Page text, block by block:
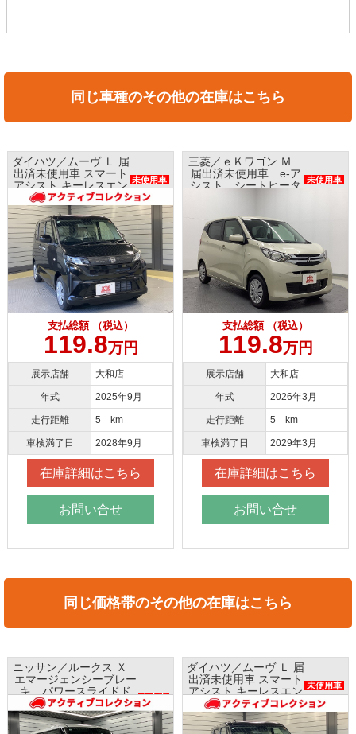
同じ車種のその他の在庫はこちら
ダイハツ／ムーヴ Ｌ 届
出済未使用車 スマート
アシスト キーレスエン
トリー
未使用車
支払総額 （税込）
119.8万円
展示店舗 大和店
年式 2025年9月
走行距離 5 km
車検満了日 2028年9月
在庫詳細はこちら
お問い合せ
三菱／ｅＫワゴン Ｍ
届出済未使用車 e-ア
シスト シートヒータ 未使用車
支払総額 （税込）
119.8万円
展示店舗 大和店
年式 2026年3月
走行距離 5 km
車検満了日 2029年3月
在庫詳細はこちら
お問い合せ
同じ価格帯のその他の在庫はこちら
ニッサン／ルークス Ｘ
エマージェンシーブレー
キ パワースライドド
ア ナビ アラウンドビ
ューモニター ETC
レンタアップ
中古車
ダイハツ／ムーヴ Ｌ 届
出済未使用車 スマート
アシスト キーレスエン
トリー
未使用車